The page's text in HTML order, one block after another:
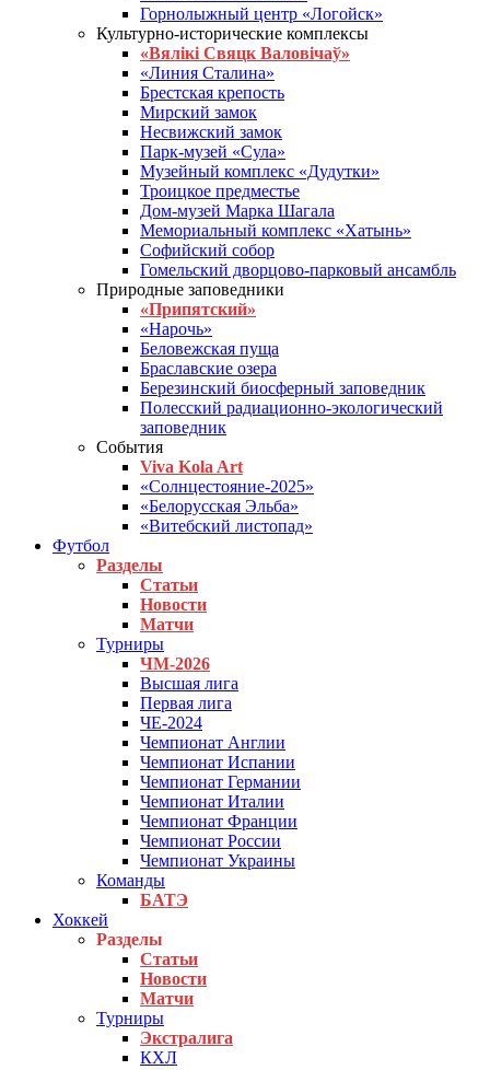
Горнолыжный центр «Логойск»
Культурно-исторические комплексы
«Вялікі Свяцк Валовічаў»
«Линия Сталина»
Брестская крепость
Мирский замок
Несвижский замок
Парк-музей «Сула»
Музейный комплекс «Дудутки»
Троицкое предместье
Дом-музей Марка Шагала
Мемориальный комплекс «Хатынь»
Софийский собор
Гомельский дворцово-парковый ансамбль
Природные заповедники
«Припятский»
«Нарочь»
Беловежская пуща
Браславские озера
Березинский биосферный заповедник
Полесский радиационно-экологический
заповедник
События
Viva Kola Art
«Солнцестояние-2025»
«Белорусская Эльба»
«Витебский листопад»
Футбол
Разделы
Статьи
Новости
Матчи
Турниры
ЧМ-2026
Высшая лига
Первая лига
ЧЕ-2024
Чемпионат Англии
Чемпионат Испании
Чемпионат Германии
Чемпионат Италии
Чемпионат Франции
Чемпионат России
Чемпионат Украины
Команды
БАТЭ
Хоккей
Разделы
Статьи
Новости
Матчи
Турниры
Экстралига
КХЛ